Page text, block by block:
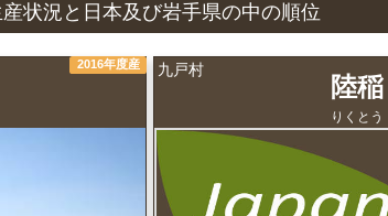
状況と日本及び岩手県の中の順位
2016年度産 九戸村
陸稲
りくとう